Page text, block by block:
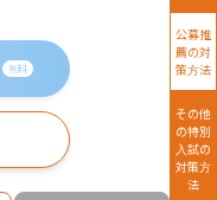
無料
公募推
薦の対
策方法
その他
の特別
入試の
対策方
法